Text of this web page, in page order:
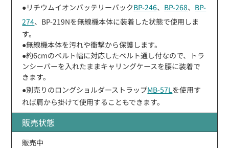
●リチウムイオンバッテリーパックBP-246、 BP-268、 BP-
274、BP-219Nを無線機本体に装着した状態で使用しま
す。
●無線機本体を汚れや衝撃から保護します。
●約6cmのベルト幅に対応したベルト通し付なので、トラ
ンシーバーを入れたままキャリングケースを腰に装着で
きます。
●別売りのロングショルダーストラップMB-57Lを使用す
れば肩から掛けて使用することもできます。
販売状態
販売中